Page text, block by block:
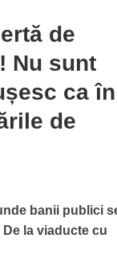
de
Nu sunt
ca în
de
banii publici
la viaducte cu